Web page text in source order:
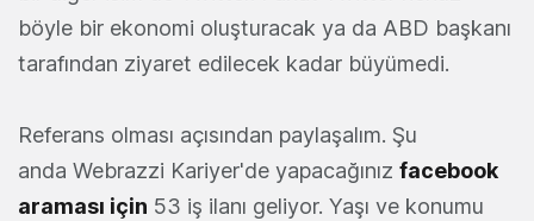
böyle bir ekonomi oluşturacak ya da ABD başkanı
tarafından ziyaret edilecek kadar büyümedi.
Referans olması açısından paylaşalım. Şu
anda Webrazzi Kariyer'de yapacağınız facebook
araması için 53 iş ilanı geliyor. Yaşı ve konumu